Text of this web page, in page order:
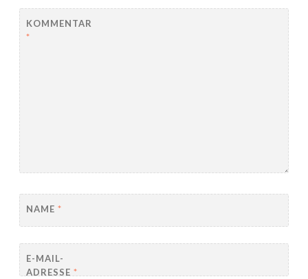
KOMMENTAR
*
NAME *
E-MAIL-
ADRESSE *